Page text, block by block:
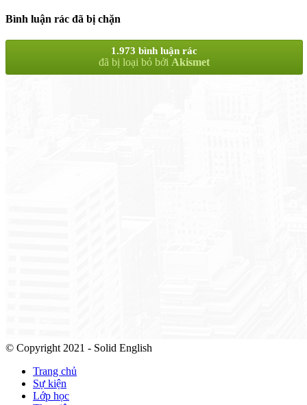
Bình luận rác đã bị chặn
1.973 bình luận rác
đã bị loại bỏ bởi Akismet
© Copyright 2021 - Solid English
Trang chủ
Sự kiện
Lớp học